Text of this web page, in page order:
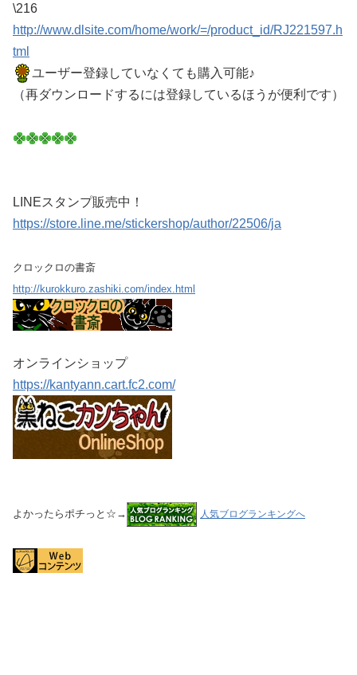
\216
http://www.dlsite.com/home/work/=/product_id/RJ221597.h
tml
ユーザー登録していなくても購入可能♪
（再ダウンロードするには登録しているほうが便利です）
LINEスタンプ販売中！
https://store.line.me/stickershop/author/22506/ja
クロックロの書斎
http://kurokkuro.zashiki.com/index.html
オンラインショップ
https://kantyann.cart.fc2.com/
よかったらポチっと☆→ 人気ブログランキングへ